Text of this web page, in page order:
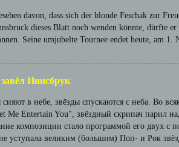
davon, dass sich der blonde Feschak zur
dieses Blatt noch wenden könnte, dürfte
Seine umjubelte Tournee endet heute, am 1.
Иннсбрук
в небе, звёзды спускаются с неба. Во
Me Entertain You", звёздный скрипач парил
композиции стало программой его двух с
уступала великим (большим) Поп- и Рок